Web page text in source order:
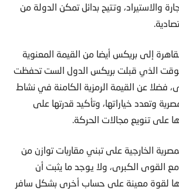
والاستيراد، وتتيح بدائل تمكن الدولة من
إلى بريكس أيضا من القيمة المعنوية
الذي قبلت بريكس الدول الست تحفظت
فضلا عن القيمة الرمزية الكامنة في نشاط
وتعدد خياراتها، وتأكيد قدرتها على
على تنويع مجالات الحركة.
الخارجية على تبني مقاربات توازن من
مع القوى الكبرى، ولا يوجد ما يثبت أن
لقوة معينة على حساب أخرى بشكل سافر